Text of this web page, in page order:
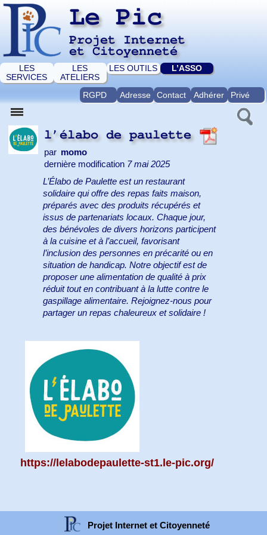
Le Pic
Projet Internet
et Citoyenneté
LES
SERVICES
LES
ATELIERS
LES OUTILS L’ASSO
RGPD Adresse Contact Adhérer Privé
l’élabo de paulette
par momo
dernière modification 7 mai 2025
L’Élabo de Paulette est un restaurant
solidaire qui offre des repas faits maison,
préparés avec des produits récupérés et
issus de partenariats locaux. Chaque jour,
des bénévoles de divers horizons participent
à la cuisine et à l’accueil, favorisant
l’inclusion des personnes en précarité ou en
situation de handicap. Notre objectif est de
proposer une alimentation de qualité à prix
réduit tout en contribuant à la lutte contre le
gaspillage alimentaire. Rejoignez-nous pour
partager un repas chaleureux et solidaire !
https://lelabodepaulette-st1.le-pic.org/
Projet Internet et Citoyenneté